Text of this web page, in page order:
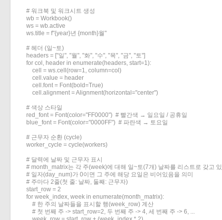
    # 워크북 및 워크시트 생성
    wb = Workbook()
    ws = wb.active
    ws.title = f"{year}년 {month}월"
    # 헤더 (일~토)
    headers = ["일", "월", "화", "수", "목", "금", "토"]
    for col, header in enumerate(headers, start=1):
        cell = ws.cell(row=1, column=col)
        cell.value = header
        cell.font = Font(bold=True)
        cell.alignment = Alignment(horizontal="center")
    # 색상 스타일
    red_font = Font(color="FF0000")  # 빨간색 → 일요일 / 공휴일
    blue_font = Font(color="0000FF")  # 파란색 → 토요일
    # 근무자 순환 (cycle)
    worker_cycle = cycle(workers)
    # 달력에 날짜 및 근무자 표시
# month_matrix는 각 주(week)에 대해 일~토(7개) 날짜를 리스트로 갖고
    # 일자(day_num)가 0이면 그 주에 해당 요일은 비어있음을 의미
    # 주마다 2줄(첫 줄: 날짜, 둘째: 근무자)
    start_row = 2
    for week_index, week in enumerate(month_matrix):
        # 한 주의 날짜들을 표시할 행(week_row) 계산
        # 첫 번째 주 -> start_row=2, 두 번째 주 -> 4, 세 번째 주 -> 6, ...